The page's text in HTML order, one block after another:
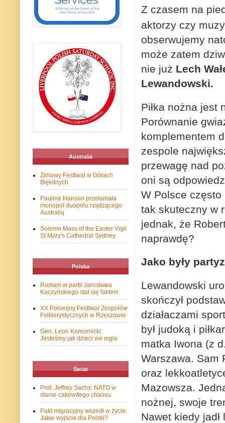
Z czasem na
aktorzy czy
obserwujemy
może zatem
nie już Lech
Lewandowski.
Piłka nożna jest
Porównanie
komplementem
zespole
przewagę nad
oni są
W Polsce
tak skuteczny w
jednak, że
naprawdę?
Jako były
Lewandowski
skończył
działaczami
był judoką i
matka Iwona (z
Warszawa. Sam
oraz
Mazowsza.
nożnej, swoje
Nawet kiedy jadł
Australia
Zimowy Festiwal w Górach
Błękitnych
Pauline Hanson przełamała
monopol duopolu rządzącego
Australią
Solemn Mass of the Easter Vigil
St Mary's Cathedral Sydney
Polska
Rozłam w partii Jarosława
Kaczyńskiego stał się faktem
XX Polonijny Festiwal Zespołów
Folklorystycznych w Rzeszowie
Gen. Leon Komornicki:
Jesteśmy jak dzieci we mgle
Świat
Prof. Jeffrey Sachs: NATO w
stanie cakowitego chaosu
Pakt migracyjny wszedł w życie.
Jakie wyjście dla Polski?